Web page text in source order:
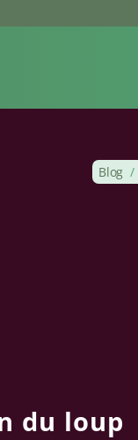
Blog /
du loup